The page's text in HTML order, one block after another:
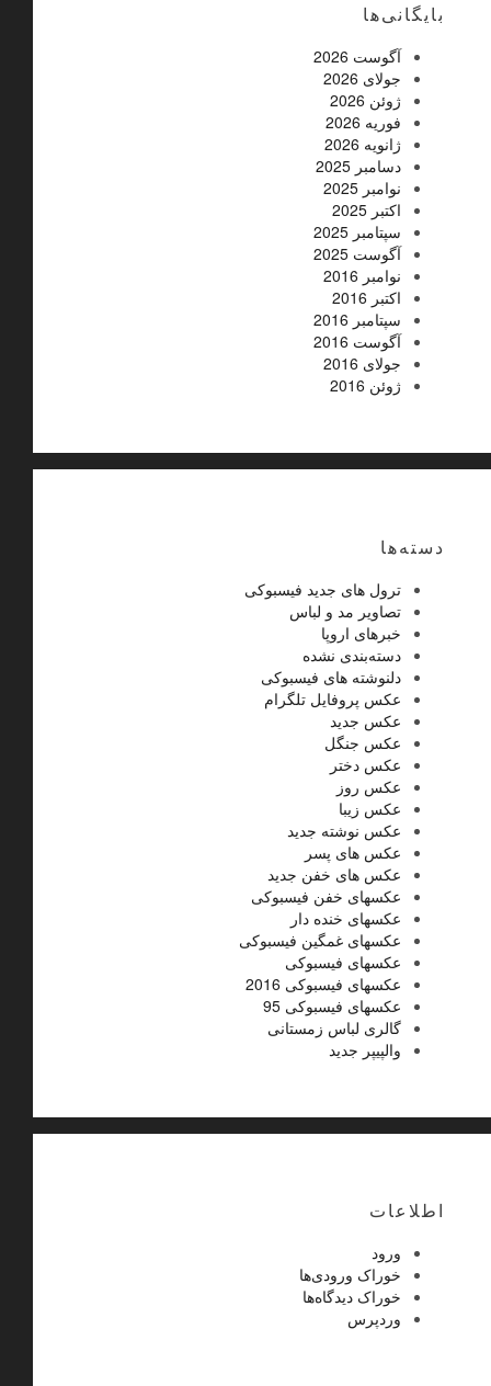
بایگانی‌ها
آگوست 2026
جولای 2026
ژوئن 2026
فوریه 2026
ژانویه 2026
دسامبر 2025
نوامبر 2025
اکتبر 2025
سپتامبر 2025
آگوست 2025
نوامبر 2016
اکتبر 2016
سپتامبر 2016
آگوست 2016
جولای 2016
ژوئن 2016
دسته‌ها
ترول های جدید فیسبوکی
تصاویر مد و لباس
خبرهای اروپا
دسته‌بندی نشده
دلنوشته های فیسبوکی
عکس پروفایل تلگرام
عکس جدید
عکس جنگل
عکس دختر
عکس روز
عکس زیبا
عکس نوشته جدید
عکس های پسر
عکس های خفن جدید
عکسهای خفن فیسبوکی
عکسهای خنده دار
عکسهای غمگین فیسبوکی
عکسهای فیسبوکی
عکسهای فیسبوکی 2016
عکسهای فیسبوکی 95
گالری لباس زمستانی
والپیپر جدید
اطلاعات
ورود
خوراک ورودی‌ها
خوراک دیدگاه‌ها
وردپرس